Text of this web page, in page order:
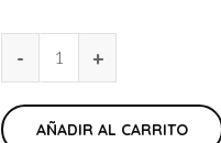
AÑADIR AL CARRITO